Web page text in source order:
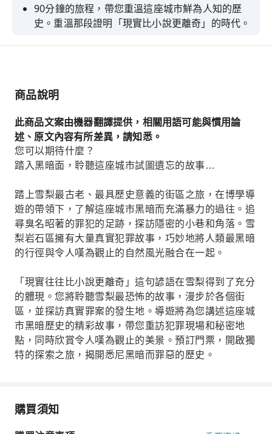
90分鐘的旅程，帶您重溫這座城市鮮為人知的歷
史。重溫那段證明「現實比小說更離奇」的時代。
商品說明
此商品文案由機器翻譯提供，相關用語可能與慣用論
述、原文內容有所差異，請知悉。
您可以期待什麼？
踏入黑暗面，聆聽這座城市試圖遺忘的故事…
踏上雪梨最古老、最具歷史意義的街區之旅，在博學導
遊的帶領下，了解這座城市黑暗而充滿暴力的過往。追
尋臭名昭著的罪犯的足跡，探訪隱密的小巷和角落。雪
梨岩石區擁有大量真實犯罪故事，巧妙地將人類最黑暗
的行徑與令人嘆為觀止的自然風光融合在一起。
「現實往往比小說更離奇」這句諺語在雪梨得到了充分
的體現。您將聆聽雪梨最恐怖的故事，漫步於各個街
區，並探訪真實罪案的發生地。導遊將為您講述這座城
市黑暗歷史的精彩故事，帶您重訪犯罪現場和秘密地
點，同時欣賞令人嘆為觀止的美景。預訂門票，開啟獨
特的探索之旅，揭開悉尼黑暗而罪惡的歷史。
購買須知